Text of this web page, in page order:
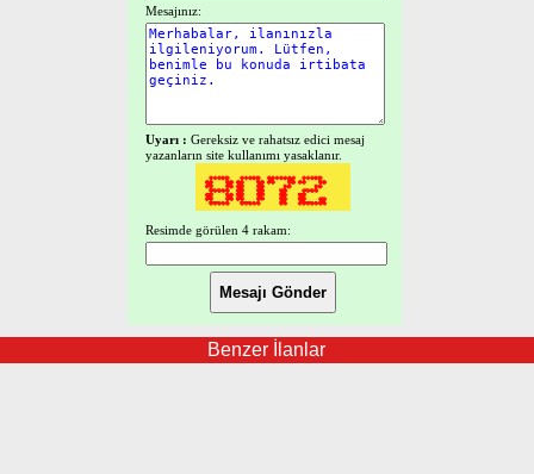
Mesajınız:
Uyarı : Gereksiz ve rahatsız edici mesaj
yazanların site kullanımı yasaklanır.
Resimde görülen 4 rakam:
Benzer İlanlar